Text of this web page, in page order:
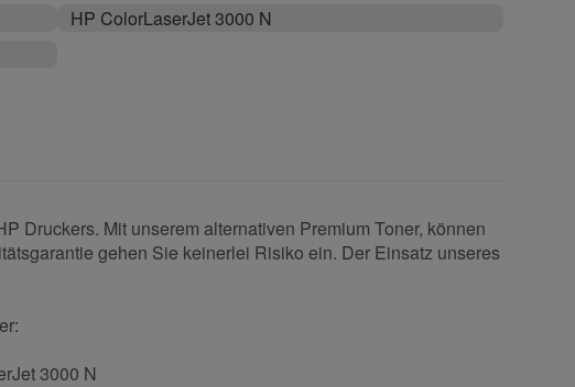
HP ColorLaserJet 3000 N
Druckers. Mit unserem alternativen Premium Toner, können
gehen Sie keinerlei Risiko ein. Der Einsatz unseres
3000 N